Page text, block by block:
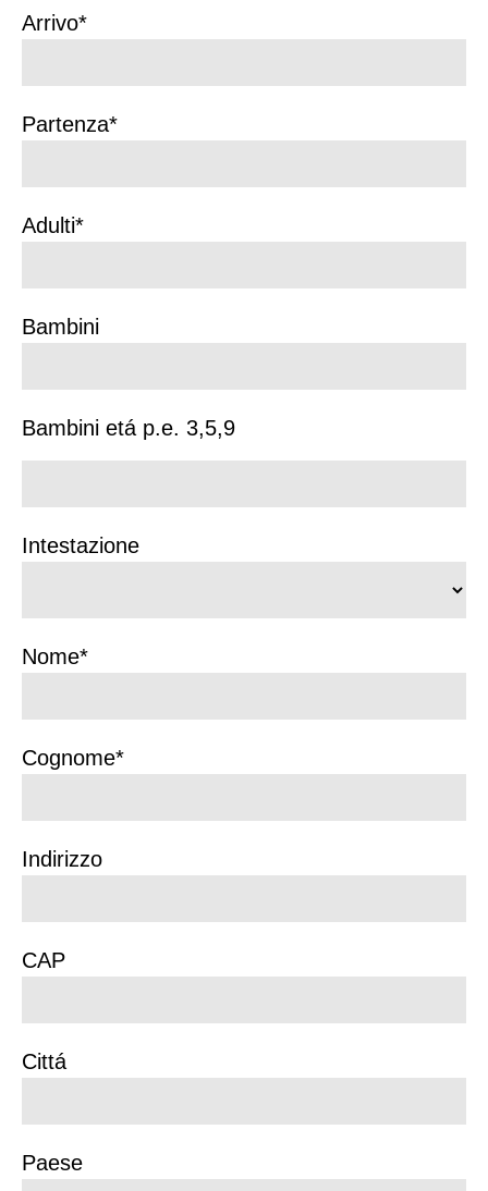
Arrivo*
Partenza*
Adulti*
Bambini
Bambini etá p.e. 3,5,9
Intestazione
Nome*
Cognome*
Indirizzo
CAP
Cittá
Paese